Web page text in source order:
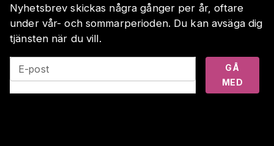
Nyhetsbrev skickas några gånger per år, oftare
under vår- och sommarperioden. Du kan avsäga dig
tjänsten när du vill.
E-post
GÅ
MED